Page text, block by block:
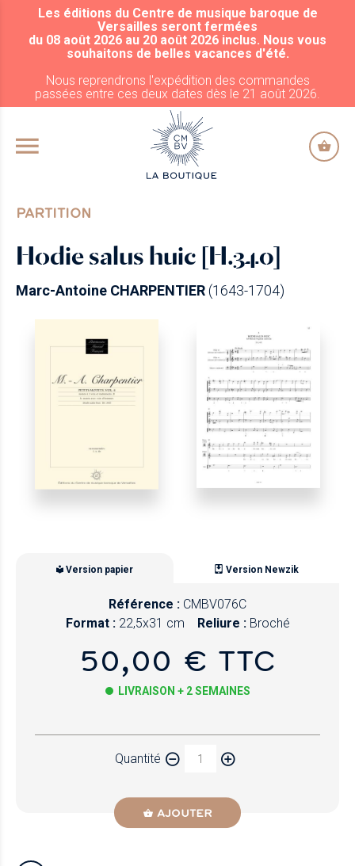
ALLER AU CONTENU PRINCIPAL
Les éditions du Centre de musique baroque de
Versailles seront fermées
du 08 août 2026 au 20 août 2026 inclus. Nous vous
souhaitons de belles vacances d'été.
Nous reprendrons l'expédition des commandes
passées entre ces deux dates dès le 21 août 2026.
PARTITION
Hodie salus huic [H.340]
Marc-Antoine CHARPENTIER(1643-1704)
Version papier Version Newzik
Référence : CMBV076C
Format : 22,5x31 cm Reliure : Broché
50,00 € TTC
LIVRAISON + 2 SEMAINES
Quantité
AJOUTER